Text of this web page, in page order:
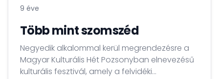
szlovákiai nagykövetével.
9 éve
Több mint szomszéd
Negyedik alkalommal kerül megrendezésre a
Magyar Kulturális Hét Pozsonyban elnevezésű
kulturális fesztivál, amely a felvidéki